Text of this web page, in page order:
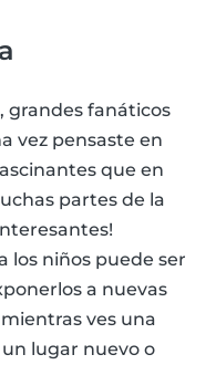
grandes fanáticos
vez pensaste en
que en
partes de la
los niños puede ser
a nuevas
ves una
lugar nuevo o